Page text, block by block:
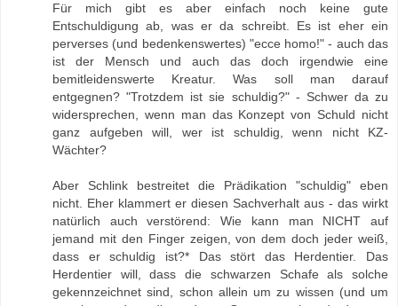
Für mich gibt es aber einfach noch keine gute
Entschuldigung ab, was er da schreibt. Es ist eher ein
perverses (und bedenkenswertes) "ecce homo!" - auch das
ist der Mensch und auch das doch irgendwie eine
bemitleidenswerte Kreatur. Was soll man darauf
entgegnen? "Trotzdem ist sie schuldig?" - Schwer da zu
widersprechen, wenn man das Konzept von Schuld nicht
ganz aufgeben will, wer ist schuldig, wenn nicht KZ-
Wächter?
Aber Schlink bestreitet die Prädikation "schuldig" eben
nicht. Eher klammert er diesen Sachverhalt aus - das wirkt
natürlich auch verstörend: Wie kann man NICHT auf
jemand mit den Finger zeigen, von dem doch jeder weiß,
dass er schuldig ist?* Das stört das Herdentier. Das
Herdentier will, dass die schwarzen Schafe als solche
gekennzeichnet sind, schon allein um zu wissen (und um